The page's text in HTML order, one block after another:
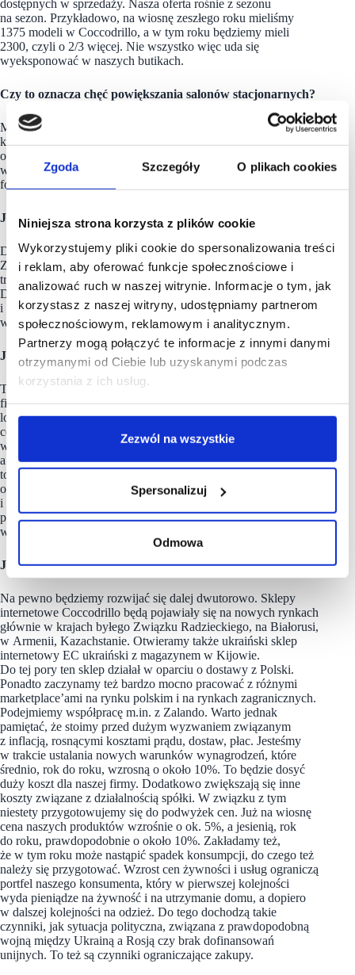
Zgoda Szczegóły O plikach cookies
Niniejsza strona korzysta z plików cookie
Wykorzystujemy pliki cookie do spersonalizowania treści
i reklam, aby oferować funkcje społecznościowe i
analizować ruch w naszej witrynie. Informacje o tym, jak
korzystasz z naszej witryny, udostępniamy partnerom
społecznościowym, reklamowym i analitycznym.
Partnerzy mogą połączyć te informacje z innymi danymi
otrzymanymi od Ciebie lub uzyskanymi podczas
korzystania z ich usług.
Zezwól na wszystkie
Spersonalizuj
Odmowa
dostępnych w sprzedaży. Nasza oferta rośnie z sezonu
na sezon. Przykładowo, na wiosnę zeszłego roku mieliśmy
1375 modeli w Coccodrillo, a w tym roku będziemy mieli
2300, czyli o 2/3 więcej. Nie wszystko więc uda się
wyeksponować w naszych butikach.
Czy to oznacza chęć powiększania salonów stacjonarnych?
Myślimy o stworzeniu tzw. sklepów wizerunkowych, które ,
które dałyby klientowi możliwość zapoznania się z pełniejszą
ofertą. Takie salony znalazłyby się w wybranych sklepach
w większych miastach. Jesteśmy na etapie analiz takiego
formatu.
Jakie wyzwania stoją teraz przed Wami?
Dużo mówi się ostatnio o zmianach nawyków konsumenckich.
Zmienia się także sezonowość produktów. Sezony się
troszeczkę spłaszczyły i klient szuka innych rzeczy, niż kiedyś.
Dzisiaj wybiera częściej rzeczy bardziej sportowe, casualowe
i takie do chodzenia na co dzień. Więcej czasu spędzamy
w domu czy uprawiając sport i mniej kupujemy.
Jak nadążyć za takimi zmianami?
Ten rok upłynie nam pod hasłem omnichannel. Dodatkowo,
finalizujemy prace związane z rozwojem programu
lojalnościowego. Dużą nadzieję pokładamy właśnie w rynku e-
commerce. Dostosowujemy ofertę poprzez zwiększenie jej
w sezonie wiosenno-letnim, w tym roku było to o 67%,
a w przypadku zimy o 25%. Przewidujemy, że przyczyni się
to do wzrostu obrotów w e-commerce. Sieć sklepów
offline’owych powinna wspomagać sprzedaż online’ową
i to jest takie wyzwanie na ten rok. Chcemy oba te kanały
połączyć, zbudować silny omnichannel, który będzie
wzajemnie wspomagał online i offline.
Jakie plany ma CDRL na najbliższy rok?
Na pewno będziemy rozwijać się dalej dwutorowo. Sklepy
internetowe Coccodrillo będą pojawiały się na nowych rynkach
głównie w krajach byłego Związku Radzieckiego, na Białorusi,
w Armenii, Kazachstanie. Otwieramy także ukraiński sklep
internetowy EC ukraiński z magazynem w Kijowie.
Do tej pory ten sklep działał w oparciu o dostawy z Polski.
Ponadto zaczynamy też bardzo mocno pracować z różnymi
marketplace’ami na rynku polskim i na rynkach zagranicznych.
Podejmiemy współpracę m.in. z Zalando. Warto jednak
pamiętać, że stoimy przed dużym wyzwaniem związanym
z inflacją, rosnącymi kosztami prądu, dostaw, płac. Jesteśmy
w trakcie ustalania nowych warunków wynagrodzeń, które
średnio, rok do roku, wzrosną o około 10%. To będzie dosyć
duży koszt dla naszej firmy. Dodatkowo zwiększają się inne
koszty związane z działalnością spółki. W związku z tym
niestety przygotowujemy się do podwyżek cen. Już na wiosnę
cena naszych produktów wzrośnie o ok. 5%, a jesienią, rok
do roku, prawdopodobnie o około 10%. Zakładamy też,
że w tym roku może nastąpić spadek konsumpcji, do czego też
należy się przygotować. Wzrost cen żywności i usług ograniczą
portfel naszego konsumenta, który w pierwszej kolejności
wyda pieniądze na żywność i na utrzymanie domu, a dopiero
w dalszej kolejności na odzież. Do tego dochodzą takie
czynniki, jak sytuacja polityczna, związana z prawdopodobną
wojną między Ukrainą a Rosją czy brak dofinansowań
unijnych. To też są czynniki ograniczające zakupy.